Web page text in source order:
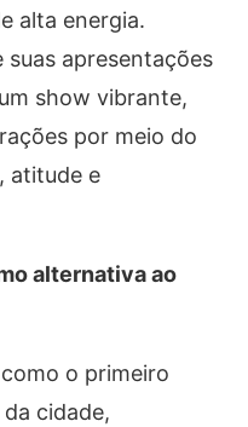
alta energia.
apresentações
show vibrante,
por meio do
atitude e
alternativa ao
o primeiro
cidade,